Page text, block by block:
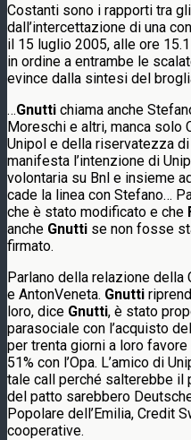
Costanti sono i rapporti tra
dall’intercettazione di una
il 15 luglio 2005, alle ore
in ordine a entrambe le
evince dalla sintesi del
…Gnutti chiama anche
Moreschi e altri, manca solo
Unipol e della riservatezza
manifesta l’intenzione di
volontaria su Bnl e insieme
cade la linea con Stefano…
che è stato modificato e che
anche Gnutti se non fosse
firmato.
Parlano della relazione della
e AntonVeneta. Gnutti
loro, dice Gnutti, è stato
parasociale con l’acquisto
per trenta giorni a loro
51% con l’Opa. L’amico di
tale call perché salterebbe il
del patto sarebbero
Popolare dell’Emilia, Credit
cooperative.